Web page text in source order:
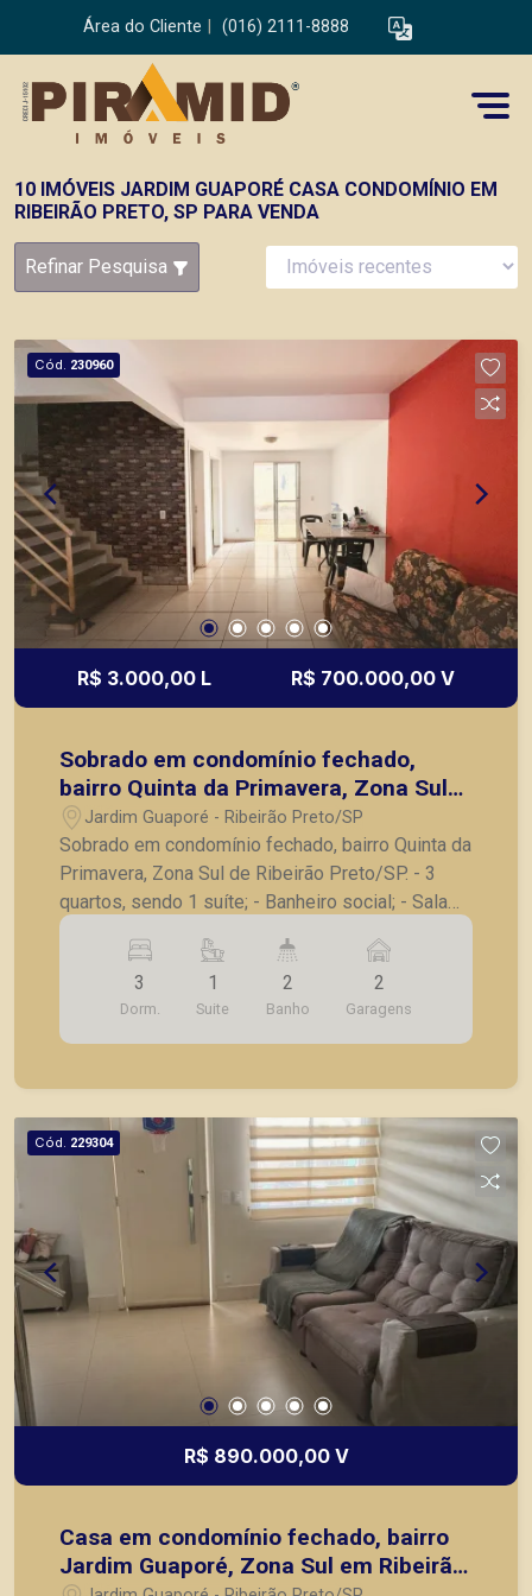
Área do Cliente (016) 2111-8888
10 IMÓVEIS JARDIM GUAPORÉ CASA CONDOMÍNIO EM
RIBEIRÃO PRETO, SP PARA VENDA
Refinar Pesquisa
Cód. 230960
R$ 3.000,00 L R$ 700.000,00 V
Sobrado em condomínio fechado,
bairro Quinta da Primavera, Zona Sul
de Ribeirão Preto/SP.
Jardim Guaporé - Ribeirão Preto/SP
Sobrado em condomínio fechado, bairro Quinta da
Primavera, Zona Sul de Ribeirão Preto/SP. - 3
quartos, sendo 1 suíte; - Banheiro social; - Sala
para 2 ambientes; - Cozinha com gabinete; -
Lavanderia; - Despensa podendo ser revertida
para um lavabo; - Quintal amplo; - Casa não
geminada; - 2 vagas de garagem. A Piramid tem
como objetivo atender seus clientes com
principais lançamentos da cidade de Ribeirão
Preto.
3
Dorm.
1
Suite
2
Banho
2
Garagens
Cód. 229304
R$ 890.000,00 V
Casa em condomínio fechado, bairro
Jardim Guaporé, Zona Sul em Ribeirão